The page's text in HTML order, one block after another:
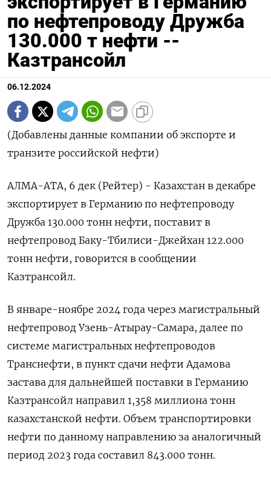
по нефтепроводу Дружба
130.000 т нефти --
Казтрансойл
06.12.2024
(Добавлены данные компании об экспорте и
транзите российской нефти)
АЛМА-АТА, 6 дек (Рейтер) - Казахстан в декабре
экспортирует в Германию по нефтепроводу
Дружба 130.000 тонн нефти, поставит в
нефтепровод Баку-Тбилиси-Джейхан 122.000
тонн нефти, говорится в сообщении
Казтрансойл.
В январе-ноябре 2024 года через магистральный
нефтепровод Узень-Атырау-Самара, далее по
системе магистральных нефтепроводов
Транснефти, в пункт сдачи нефти Адамова
застава для дальнейшей поставки в Германию
Казтрансойл направил 1,358 миллиона тонн
казахстанской нефти. Объем транспортировки
нефти по данному направлению за аналогичный
период 2023 года составил 843.000 тонн.